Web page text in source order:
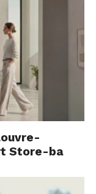
Store-ba